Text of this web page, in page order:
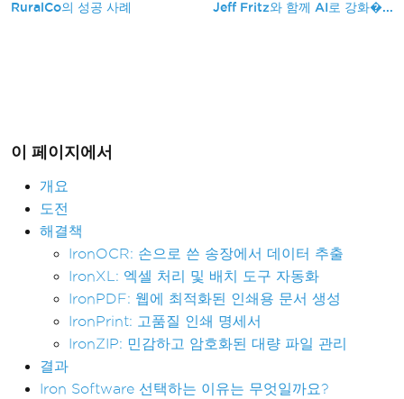
RuralCo의 성공 사례 Jeff Fritz와 함께 AI로 강화�...
이 페이지에서
개요
도전
해결책
IronOCR: 손으로 쓴 송장에서 데이터 추출
IronXL: 엑셀 처리 및 배치 도구 자동화
IronPDF: 웹에 최적화된 인쇄용 문서 생성
IronPrint: 고품질 인쇄 명세서
IronZIP: 민감하고 암호화된 대량 파일 관리
결과
Iron Software 선택하는 이유는 무엇일까요?